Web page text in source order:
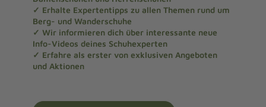
✓ Erhalte Expertentipps zu allen Themen rund um
Berg- und Wanderschuhe
✓ Wir informieren dich über interessante neue
Info-Videos deines Schuhexperten
✓ Erfahre als erster von exklusiven Angeboten
und Aktionen